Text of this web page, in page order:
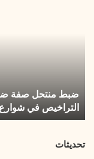
التراخيص
في
شوارع
ضبط منتحل صفة
التراخيص في
تحديثات